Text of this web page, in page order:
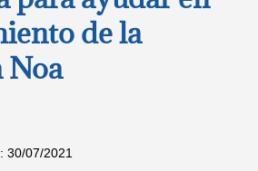
de la
Noa
30/07/2021